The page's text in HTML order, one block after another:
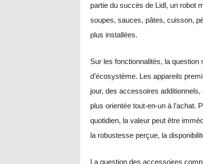
partie du succès de Lidl, un robot
soupes, sauces, pâtes, cuisson,
plus installées.
Sur les fonctionnalités, la question
d’écosystème. Les appareils
jour, des accessoires
plus orientée tout-en-un à l’achat.
quotidien, la valeur peut être
la robustesse perçue, la
La question des accessoires